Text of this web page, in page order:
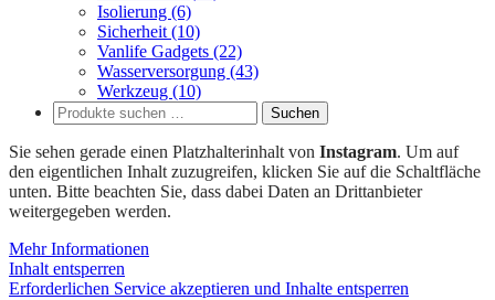
Isolierung (6)
Sicherheit (10)
Vanlife Gadgets (22)
Wasserversorgung (43)
Werkzeug (10)
Suchen
nach:
Suchen
Sie sehen gerade einen Platzhalterinhalt von Instagram. Um auf
den eigentlichen Inhalt zuzugreifen, klicken Sie auf die Schaltfläche
unten. Bitte beachten Sie, dass dabei Daten an Drittanbieter
weitergegeben werden.
Mehr Informationen
Inhalt entsperren
Erforderlichen Service akzeptieren und Inhalte entsperren